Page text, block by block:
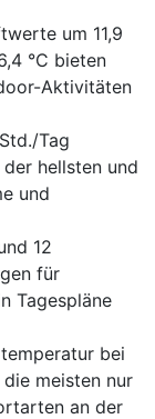
um 11,9
°C bieten
Aktivitäten
Tag
hellsten und
und
12
für
Tagespläne
bei
meisten nur
an der